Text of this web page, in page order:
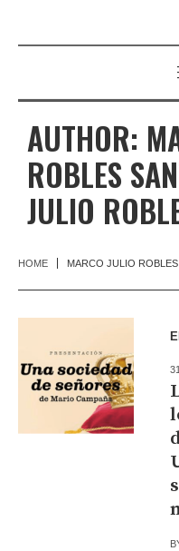
AUTHOR:
ROBLES
JULIO
HOME MARCO JULIO